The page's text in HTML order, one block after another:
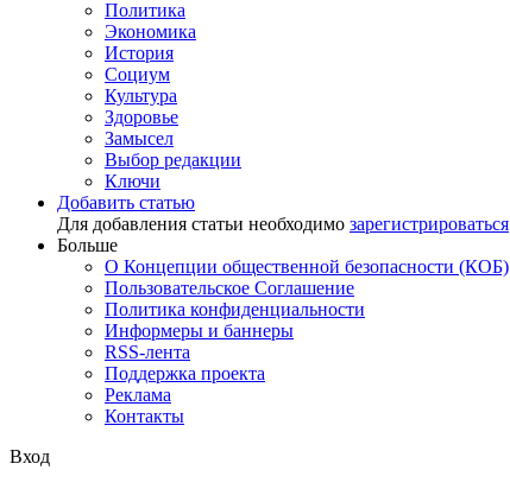
Политика
Экономика
История
Социум
Культура
Здоровье
Замысел
Выбор редакции
Ключи
Добавить статью
Для добавления статьи необходимо зарегистрироваться
Больше
О Концепции общественной безопасности (КОБ)
Пользовательское Соглашение
Политика конфиденциальности
Информеры и баннеры
RSS-лента
Поддержка проекта
Реклама
Контакты
Вход